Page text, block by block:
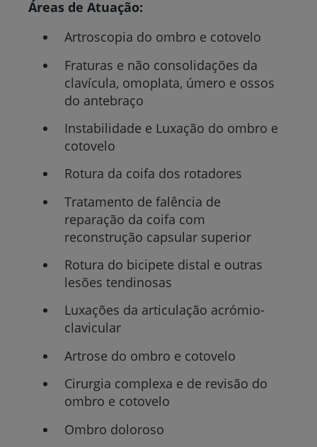
Áreas de Atuação:
Artroscopia do ombro e cotovelo
Fraturas e não consolidações da
clavícula, omoplata, úmero e ossos
do antebraço
Instabilidade e Luxação do ombro e
cotovelo
Rotura da coifa dos rotadores
Tratamento de falência de
reparação da coifa com
reconstrução capsular superior
Rotura do bicipete distal e outras
lesões tendinosas
Luxações da articulação acrómio-
clavicular
Artrose do ombro e cotovelo
Cirurgia complexa e de revisão do
ombro e cotovelo
Ombro doloroso